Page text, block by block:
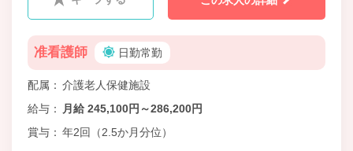
准看護師 日勤常勤
配属
介護老人保健施設
給与
月給 245,100円～286,200円
賞与
年2回（2.5か月分位）